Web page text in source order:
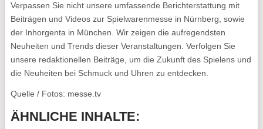
Verpassen Sie nicht unsere umfassende Berichterstattung mit
Beiträgen und Videos zur Spielwarenmesse in Nürnberg, sowie
der Inhorgenta in München. Wir zeigen die aufregendsten
Neuheiten und Trends dieser Veranstaltungen. Verfolgen Sie
unsere redaktionellen Beiträge, um die Zukunft des Spielens und
die Neuheiten bei Schmuck und Uhren zu entdecken.
Quelle / Fotos: messe.tv
ÄHNLICHE INHALTE: